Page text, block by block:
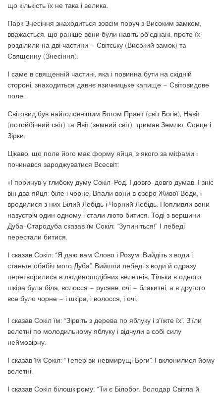
що кількість їх не така і велика.
Парк Знесіння знаходиться зовсім поруч з Високим замком,
вважається, що раніше вони були навіть об’єднані, проте їх
розділили на дві частини – Світську (Високий замок) та
Священну (Знесіння).
І саме в священній частині, яка і повинна бути на східній
стороні, знаходиться давнє язичницьке капище – Світовидове
поле.
Світовид був найголовнішим Богом Правії (світ Богів), Навії
(потойбічний світ) та Явії (земний світ), тримав Землю, Сонце і
Зірки.
Цікаво, що поле його має форму яйця, з якого за міфами і
починався зароджуватися Всесвіт:
«І поринув у глибоку думу Сокіл-Род. І довго-довго думав. І зніс
він два яйця: біле і чорне. Впали вони в озеро Живої Води, і
вродилися з них Білий Лебідь і Чорний Лебідь. Попливли вони
назустріч один одному і стали люто битися. Тоді з вершини
Дуба-Стародуба сказав їм Сокіл: “Зупиніться!” І лебеді
перестали битися.
І сказав Сокіл: “Я даю вам Слово і Розум. Вийдіть з води і
станьте обабіч мого Дуба”. Вийшли лебеді з води й одразу
перетворилися в людиноподібних велетнів. Тільки в одного
шкіра була біла, волосся – русяве, очі – блакитні, а в другого
все було чорне – і шкіра, і волосся, і очі.
І сказав Сокіл їм: “Зірвіть з дерева по яблуку і з’їжте їх”. З’їли
велетні по молодильному яблуку і відчули в собі силу
неймовірну.
І сказав їм Сокіл: “Тепер ви невмирущі Боги”. І вклонилися йому
велетні.
І сказав Сокіл білошкірому: “Ти є Білобог. Володар Світла й